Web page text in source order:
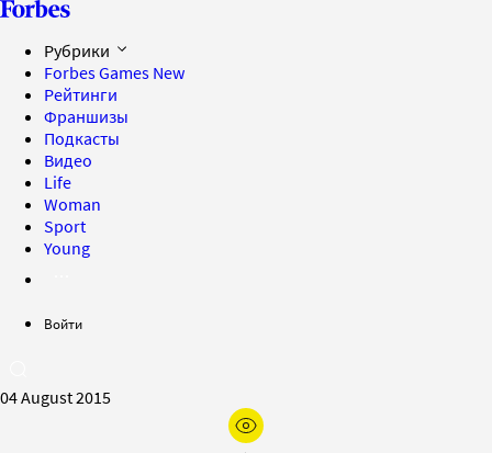
Рубрики
Forbes Games New
Рейтинги
Франшизы
Подкасты
Видео
Life
Woman
Sport
Young
Войти
04 August 2015